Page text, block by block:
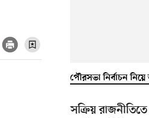
পৌরসভা নির্বাচন
সক্রিয়